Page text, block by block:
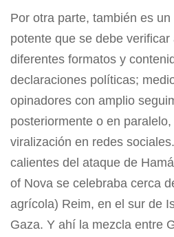
Por otra parte, también es
potente que se debe
diferentes formatos y
declaraciones políticas;
opinadores con amplio
posteriormente o en
viralización en redes
calientes del ataque de
of Nova se celebraba cerca
agrícola) Reim, en el sur de
Gaza. Y ahí la mezcla entre